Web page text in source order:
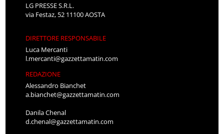
LG PRESSE S.R.L.
via Festaz, 52 11100 AOSTA
DIRETTORE RESPONSABILE
Luca Mercanti
l.mercanti@gazzettamatin.com
REDAZIONE
Alessandro Bianchet
a.bianchet@gazzettamatin.com
Danila Chenal
d.chenal@gazzettamatin.com